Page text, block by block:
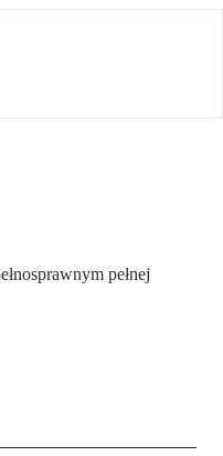
pełnej